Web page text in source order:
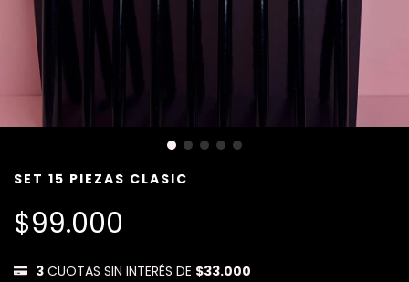
SET 15 PIEZAS CLASIC
$99.000
3 CUOTAS SIN INTERÉS DE $33.000